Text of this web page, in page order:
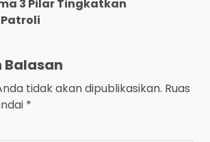
3 Pilar Tingkatkan
tidak akan dipublikasikan. Ruas
*